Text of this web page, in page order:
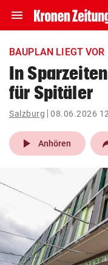
menu Navigation
ein-/ausklappen
account_circle Anmelden
pin_drop
Wien
Suchbegriff
eingeben
BAUPLAN LIEGT VOR
In
für Spitäler
Salzburg 08.06.2026
play_arrow Anhören